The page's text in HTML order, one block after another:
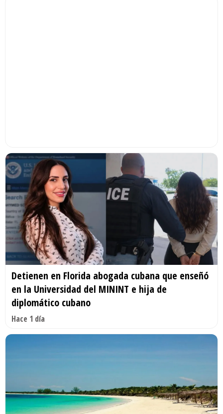
Detienen en Florida abogada cubana que enseñó
en la Universidad del MININT e hija de
diplomático cubano
Hace 1 día